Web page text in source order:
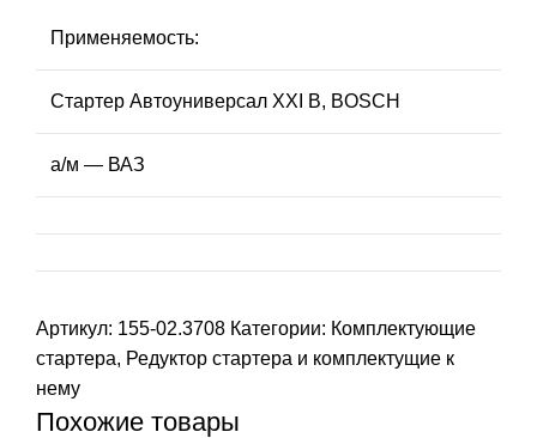
Применяемость:
Стартер Автоуниверсал ХХI В, BOSCH
а/м — ВАЗ
Артикул: 155-02.3708 Категории: Комплектующие
стартера, Редуктор стартера и комплектущие к
нему
Похожие товары